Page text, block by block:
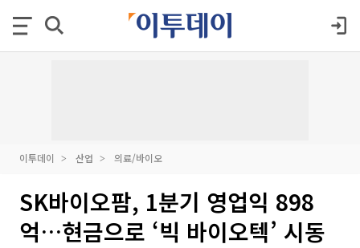
이투데이 산업 의료/바이오
SK바이오팜, 1분기 영업익 898
억…현금으로 ‘빅 바이오텍’ 시동